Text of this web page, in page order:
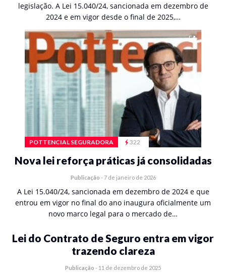
legislação. A Lei 15.040/24, sancionada em dezembro de
2024 e em vigor desde o final de 2025,…
POTTENCIAL SEGURADORA 322
Nova lei reforça práticas já consolidadas
Publicação - 7 de janeiro de 2026
A Lei 15.040/24, sancionada em dezembro de 2024 e que
entrou em vigor no final do ano inaugura oficialmente um
novo marco legal para o mercado de…
Lei do Contrato de Seguro entra em vigor
trazendo clareza
Publicação - 11 de dezembro de 2025